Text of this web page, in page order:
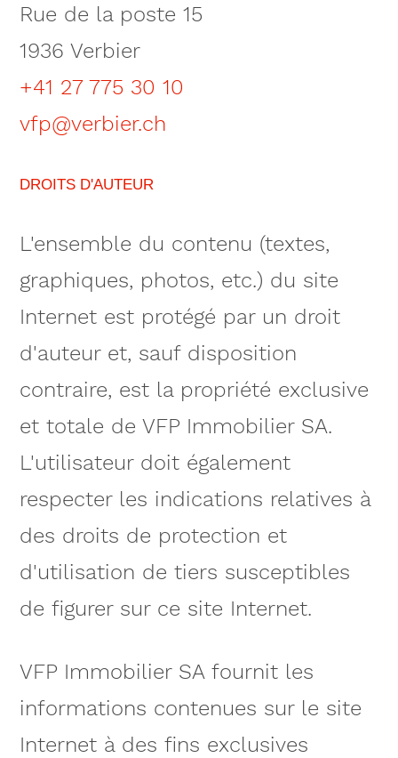
Rue de la poste 15
1936 Verbier
+41 27 775 30 10
vfp@verbier.ch
DROITS D'AUTEUR
L'ensemble du contenu (textes,
graphiques, photos, etc.) du site
Internet est protégé par un droit
d'auteur et, sauf disposition
contraire, est la propriété exclusive
et totale de VFP Immobilier SA.
L'utilisateur doit également
respecter les indications relatives à
des droits de protection et
d'utilisation de tiers susceptibles
de figurer sur ce site Internet.
VFP Immobilier SA fournit les
informations contenues sur le site
Internet à des fins exclusives